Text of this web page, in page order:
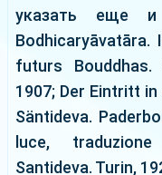
указать еще и
futurs Bouddhas.
1907; Der Eintritt
Säntideva.
luce,
Santideva. Turin,